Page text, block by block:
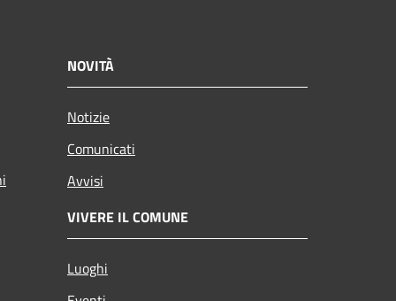
NOVITÀ
Notizie
Comunicati
Avvisi
VIVERE IL COMUNE
Luoghi